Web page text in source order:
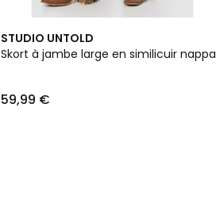
STUDIO UNTOLD
Skort à jambe large en similicuir nappa
59,99 €